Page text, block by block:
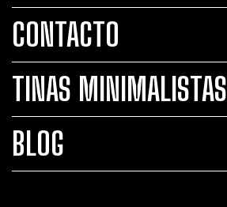
CONTACTO
TINAS MINIMALISTAS
BLOG